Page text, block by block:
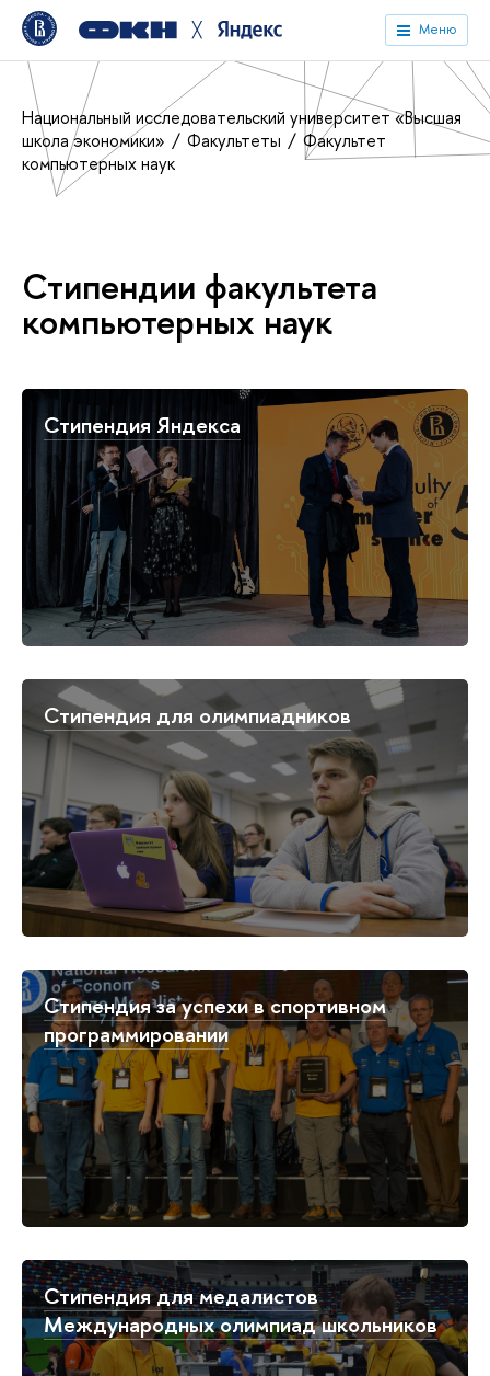
╳ Меню
Национальный исследовательский университет «Высшая
школа экономики»
Факультеты
Факультет
компьютерных наук
Стипендии факультета
компьютерных наук
Стипендия Яндекса
Стипендия для олимпиадников
Стипендия за успехи в спортивном
программировании
Стипендия для медалистов
Международных олимпиад школьников